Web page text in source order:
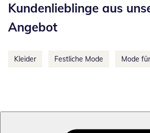
Kundenlieblinge aus
Angebot
Kleider Festliche Mode Mode